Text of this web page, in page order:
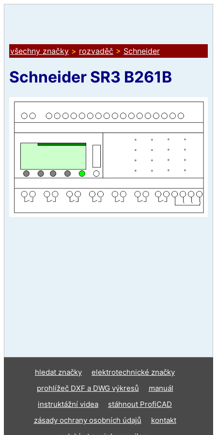
všechny značky > rozvaděč > Schneider
Schneider SR3 B261B
hledat značky
elektrotechnické značky
prohlížeč DXF a DWG výkresů
manuál
instruktážní videa
stáhnout ProfiCAD
zásady ochrany osobních údajů
kontakt